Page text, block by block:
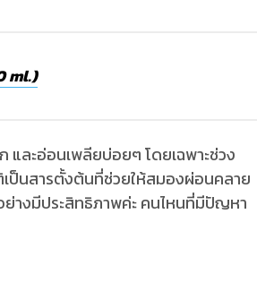
ml.)
และอ่อนเพลียบ่อยๆ โดยเฉพาะช่วง
ป็นสารตั้งต้นที่ช่วยให้สมองผ่อนคลาย
างมีประสิทธิภาพค่ะ คนไหนที่มีปัญหา